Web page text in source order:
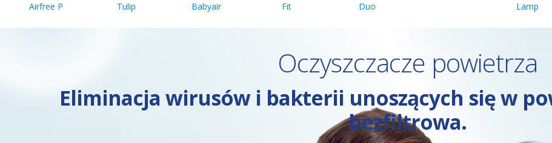
Airfree P Tulip Babyair Fit Duo Lamp
Oczyszczacze powietrza
Eliminacja wirusów i bakterii unoszących się w
bezfiltrowa.